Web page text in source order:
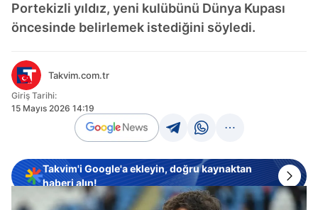
Portekizli yıldız, yeni kulübünü Dünya Kupası
öncesinde belirlemek istediğini söyledi.
Takvim.com.tr
Giriş Tarihi:
15 Mayıs 2026 14:19
Takvim'i Google'a ekleyin, doğru kaynaktan
haberi alın!